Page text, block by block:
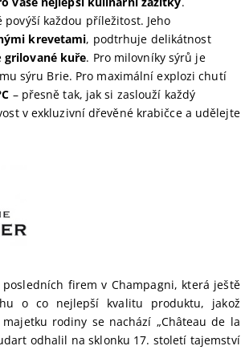
povýší každou příležitost. Jeho
krevetami, podtrhuje delikátnost
grilované kuře. Pro milovníky sýrů je
sýru Brie. Pro maximální explozi chutí
– přesně tak, jak si zaslouží každý
v exkluzivní dřevěné krabičce a udělejte
firem v Champagni, která ještě
o co nejlepší kvalitu produktu, jakož
rodiny se nachází „Château de la
odhalil na sklonku 17. století tajemství